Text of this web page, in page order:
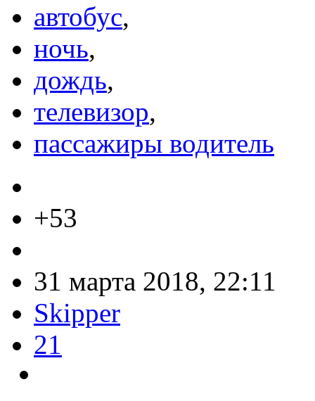
автобус,
ночь,
дождь,
телевизор,
пассажиры водитель
+53
31 марта 2018, 22:11
Skipper
21